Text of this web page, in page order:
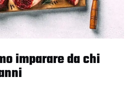
imparare da chi